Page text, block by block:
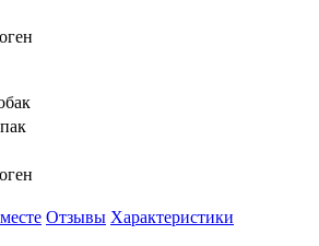
Отзывы Характеристики